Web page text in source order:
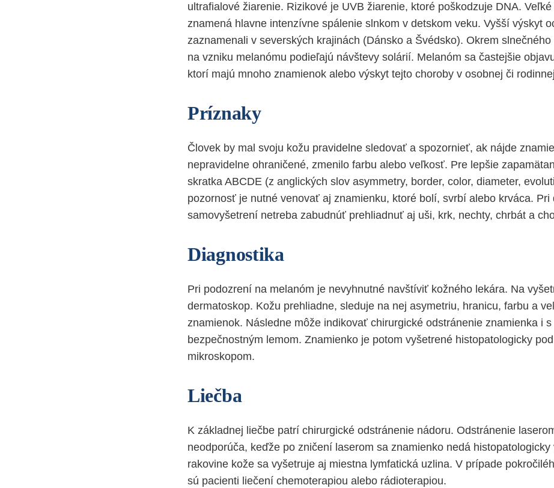
ultrafialové žiarenie. Rizikové je UVB žiarenie, ktoré poškodzuje DNA.
znamená hlavne intenzívne spálenie slnkom v detskom veku. Vyšší výskyt
zaznamenali v severských krajinách (Dánsko a Švédsko). Okrem
na vzniku melanómu podieľajú návštevy solárií. Melanóm sa častejšie
ktorí majú mnoho znamienok alebo výskyt tejto choroby v osobnej či
Príznaky
Človek by mal svoju kožu pravidelne sledovať a spozornieť, ak nájde
nepravidelne ohraničené, zmenilo farbu alebo veľkosť. Pre lepšie
skratka ABCDE (z anglických slov asymmetry, border, color, diameter,
pozornosť je nutné venovať aj znamienku, ktoré bolí, svrbí alebo krváca. Pri
samovyšetrení netreba zabudnúť prehliadnuť aj uši, krk, nechty, chrbát a
Diagnostika
Pri podozrení na melanóm je nevyhnutné navštíviť kožného lekára. Na
dermatoskop. Kožu prehliadne, sleduje na nej asymetriu, hranicu, farbu a
znamienok. Následne môže indikovať chirurgické odstránenie znamienka i s
bezpečnostným lemom. Znamienko je potom vyšetrené histopatologicky pod
mikroskopom.
Liečba
K základnej liečbe patrí chirurgické odstránenie nádoru. Odstránenie
neodporúča, keďže po zničení laserom sa znamienko nedá
rakovine kože sa vyšetruje aj miestna lymfatická uzlina. V prípade
sú pacienti liečení chemoterapiou alebo rádioterapiou.